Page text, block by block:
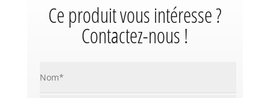
Ce produit vous intéresse ?
Contactez-nous !